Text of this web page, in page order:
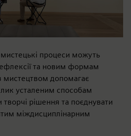
процеси можуть
та новим формам
мистецтвом допомагає
усталеним способам
рішення та поєднувати
міждисциплінарним